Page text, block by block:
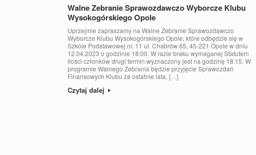
Walne Zebranie Sprawozdawczo Wyborcze Klubu
Wysokogórskiego Opole
Uprzejmie zapraszamy na Walne Zebranie Sprawozdawczo
Wyborcze Klubu Wysokogórskiego Opole, które odbędzie się w
Szkole Podstawowej nr. 11 ul. Chabrów 65, 45-221 Opole w dniu
12.04.2023 o godzinie 18:00. W razie braku wymaganej Statutem
ilości członków drugi termin wyznaczony jest na godzinę 18:15. W
programie Walnego Zebrania będzie przyjęcie Sprawozdań
Finansowych Klubu za ostatnie lata, […]
Czytaj dalej